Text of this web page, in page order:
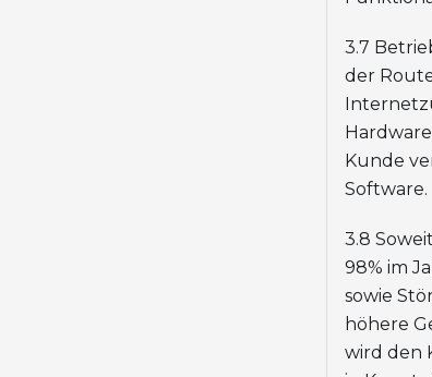
3.7
der
Kunde
Software.
3.8
98% im
sowie
höhere
wird den